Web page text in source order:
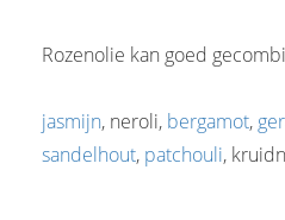
Rozenolie kan goed
jasmijn, neroli, bergamot,
sandelhout, patchouli,